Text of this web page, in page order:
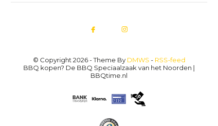
© Copyright 2026 - Theme By DMWS - RSS-feed
BBQ kopen? De BBQ Speciaalzaak van het Noorden |
BBQtime.nl